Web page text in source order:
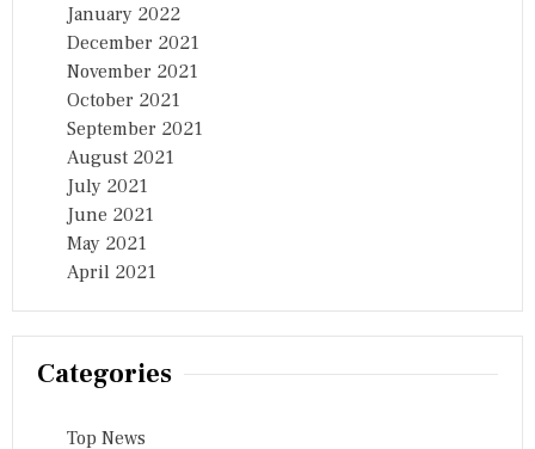
January 2022
December 2021
November 2021
October 2021
September 2021
August 2021
July 2021
June 2021
May 2021
April 2021
Categories
Top News